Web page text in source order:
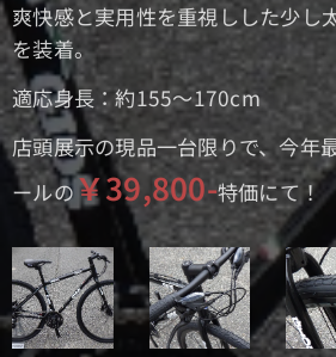
爽快感と実用性を重視しした少し
を装着。
適応身長：約155～170cm
店頭展示の現品一台限りで、今年
ールの￥39,800-特価にて！